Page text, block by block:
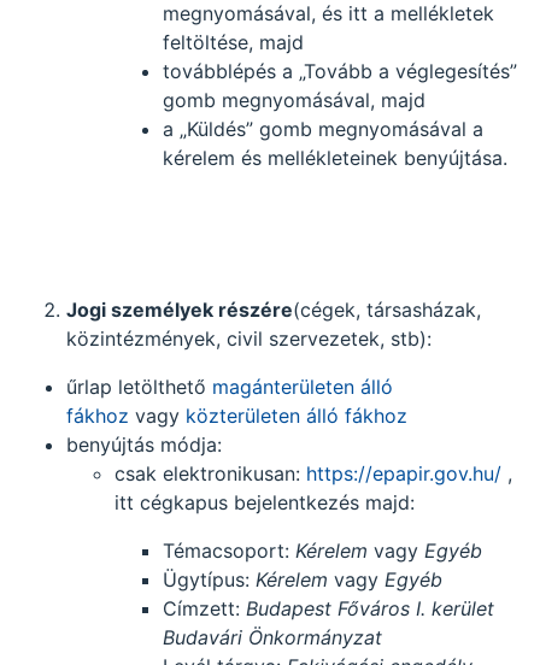
megnyomásával, és itt a mellékletek
feltöltése, majd
továbblépés a „Tovább a véglegesítés”
gomb megnyomásával, majd
a „Küldés” gomb megnyomásával a
kérelem és mellékleteinek benyújtása.
Jogi személyek részére(cégek, társasházak,
közintézmények, civil szervezetek, stb):
űrlap letölthető magánterületen álló
fákhoz vagy közterületen álló fákhoz
benyújtás módja:
csak elektronikusan: https://epapir.gov.hu/ ,
itt cégkapus bejelentkezés majd:
Témacsoport: Kérelem vagy Egyéb
Ügytípus: Kérelem vagy Egyéb
Címzett: Budapest Főváros I. kerület
Budavári Önkormányzat